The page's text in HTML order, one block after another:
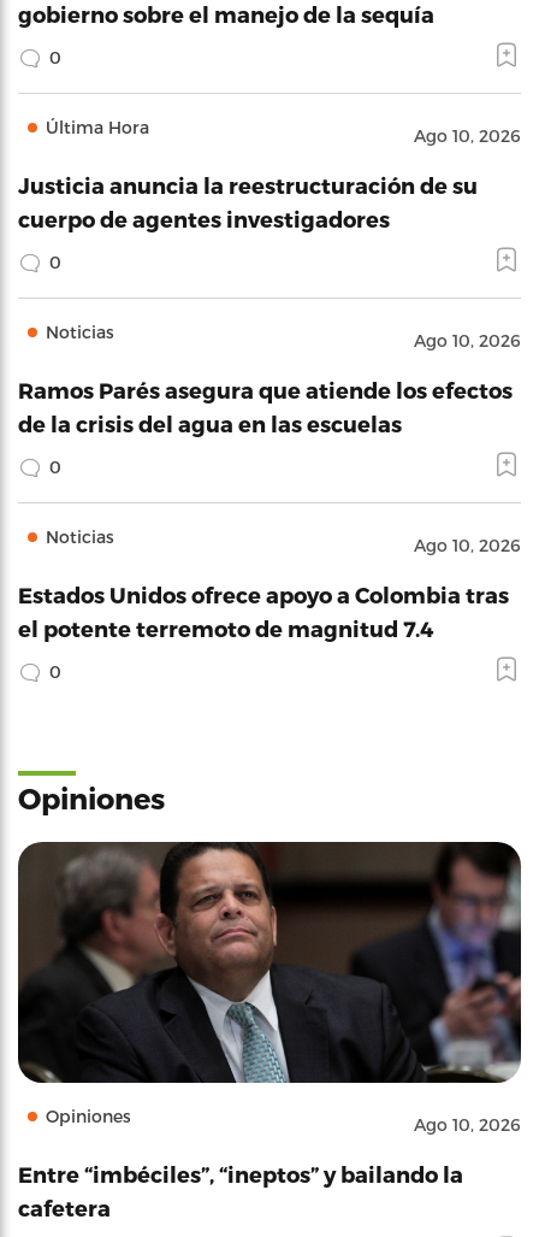
gobierno sobre el manejo de la sequía
0
Última Hora Ago 10, 2026
Justicia anuncia la reestructuración de su
cuerpo de agentes investigadores
0
Noticias Ago 10, 2026
Ramos Parés asegura que atiende los efectos
de la crisis del agua en las escuelas
0
Noticias Ago 10, 2026
Estados Unidos ofrece apoyo a Colombia tras
el potente terremoto de magnitud 7.4
0
Opiniones
Opiniones Ago 10, 2026
Entre “imbéciles”, “ineptos” y bailando la
cafetera